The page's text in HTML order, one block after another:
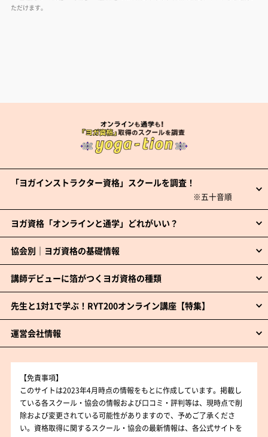
ただけます。
「ヨガインストラクター資格」スクールを調査！
ヨガ資格「オンラインと通学」どれがいい？
協会別｜ヨガ資格の基礎情報
講師デビューに箔がつくヨガ資格の種類
先生と1対1で学ぶ！RYT200オンライン講座【特集】
運営会社情報
【免責事項】
このサイトは2023年4月時点の情報をもとに作成しています。掲載し
ている各スクール・協会の情報および口コミ・評判等は、現時点で削
除および変更されている可能性がありますので、予めご了承くださ
い。資格取得に関するスクール・協会の最新情報は、各公式サイトを